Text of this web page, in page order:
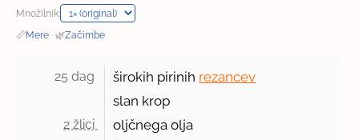
Množilnik:
📏Mere · 🌿Začimbe
25 dag širokih pirinih rezancev
slan krop
2 žlici oljčnega olja